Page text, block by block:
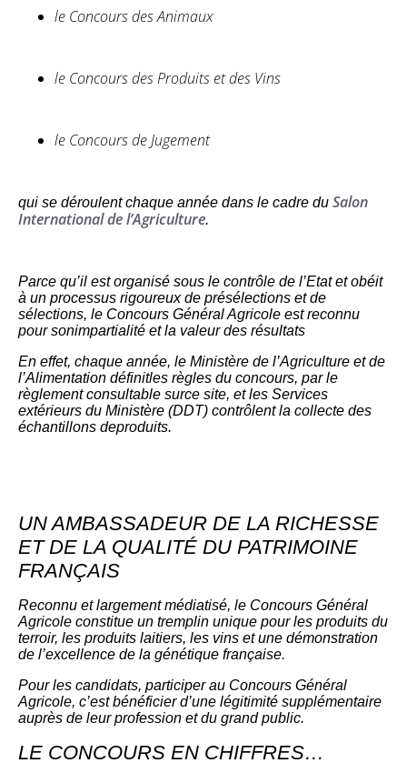
le Concours des Animaux
le Concours des Produits et des Vins
le Concours de Jugement
qui se déroulent chaque année dans le cadre du Salon
International de l’Agriculture.
Parce qu’il est organisé sous le contrôle de l’Etat et obéit
à un processus rigoureux de présélections et de
sélections, le Concours Général Agricole est reconnu
pour sonimpartialité et la valeur des résultats
En effet, chaque année, le Ministère de l’Agriculture et de
l’Alimentation définitles règles du concours, par le
règlement consultable surce site, et les Services
extérieurs du Ministère (DDT) contrôlent la collecte des
échantillons deproduits.
UN AMBASSADEUR DE LA RICHESSE
ET DE LA QUALITÉ DU PATRIMOINE
FRANÇAIS
Reconnu et largement médiatisé, le Concours Général
Agricole constitue un tremplin unique pour les produits du
terroir, les produits laitiers, les vins et une démonstration
de l’excellence de la génétique française.
Pour les candidats, participer au Concours Général
Agricole, c’est bénéficier d’une légitimité supplémentaire
auprès de leur profession et du grand public.
LE CONCOURS EN CHIFFRES…